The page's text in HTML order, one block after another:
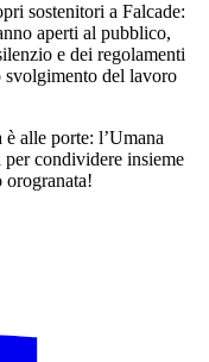
sostenitori a Falcade:
aperti al pubblico,
e dei regolamenti
svolgimento del lavoro
alle porte: l’Umana
per condividere insieme
orogranata!